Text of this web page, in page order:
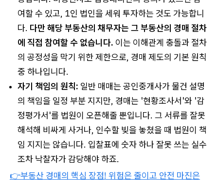
여할 수 있고, 1인 법인을 세워 투자하는 것도 가능합니
다. 다만 해당 부동산의 채무자는 그 부동산의 경매 절차
에 직접 참여할 수 없습니다. 이는 이해관계 충돌과 절차
의 공정성을 막기 위한 제한으로, 경매 제도의 기본 원칙
중 하나입니다.
자기 책임의 원칙: 일반 매매는 공인중개사가 물건 설명
의 책임을 일정 부분 지지만, 경매는 '현황조사서'와 '감
정평가서'를 법원이 오픈해줄 뿐입니다. 그 서류를 잘못
해석해 비싸게 사거나, 인수할 빚을 놓쳤을 때 법원이 책
임 지지는 않습니다. 입찰표에 숫자 하나 잘못 쓰는 실수
조차 낙찰자가 감당해야 하죠.
👉부동산 경매의 핵심 장점! 위험은 줄이고 안전 마진은